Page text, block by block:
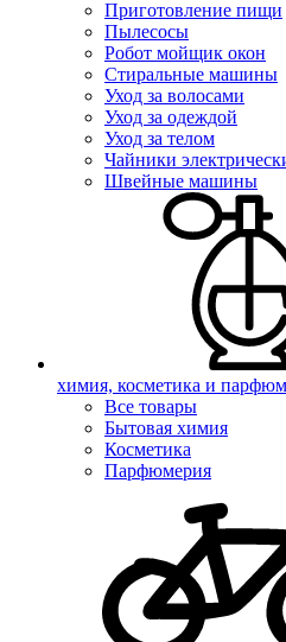
Приготовление пищи
Пылесосы
Робот мойщик окон
Стиральные машины
Уход за волосами
Уход за одеждой
Уход за телом
Чайники
Швейные машины
химия, косметика и
Все товары
Бытовая химия
Косметика
Парфюмерия